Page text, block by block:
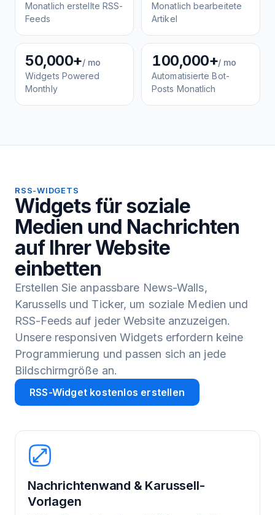
Monatlich erstellte RSS-
Feeds
Monatlich bearbeitete
Artikel
50,000+/ mo
Widgets Powered
Monthly
100,000+/ mo
Automatisierte Bot-
Posts Monatlich
RSS-WIDGETS
Widgets für soziale
Medien und Nachrichten
auf Ihrer Website
einbetten
Erstellen Sie anpassbare News-Walls,
Karussells und Ticker, um soziale Medien und
RSS-Feeds auf jeder Website anzuzeigen.
Unsere responsiven Widgets erfordern keine
Programmierung und passen sich an jede
Bildschirmgröße an.
RSS-Widget kostenlos erstellen
Nachrichtenwand & Karussell-
Vorlagen